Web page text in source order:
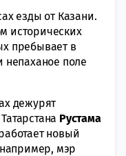
езды от Казани.
исторических
пребывает в
непаханое поле
дежурят
Рустама
новый
мэр